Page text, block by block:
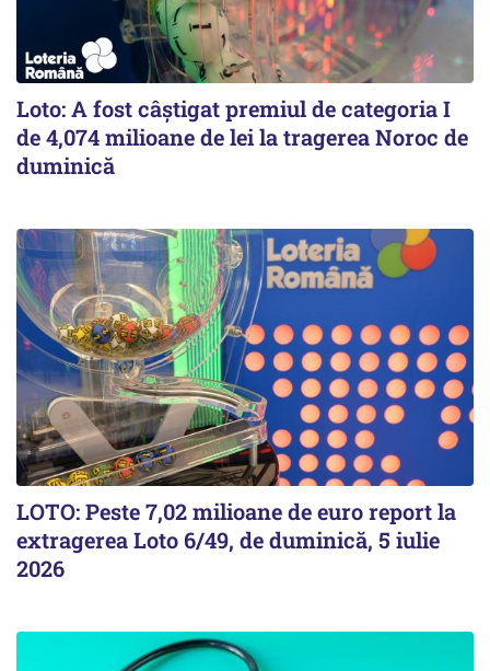
Loto: A fost câștigat premiul de categoria I
de 4,074 milioane de lei la tragerea Noroc de
duminică
LOTO: Peste 7,02 milioane de euro report la
extragerea Loto 6/49, de duminică, 5 iulie
2026